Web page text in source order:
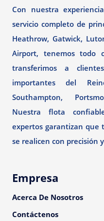
Con nuestra
servicio completo de
Heathrow, Gatwick,
Airport, tenemos todo
transferimos a
importantes del
Southampton,
Nuestra flota
expertos garantizan que
se realicen con precisión
Empresa
Acerca De Nosotros
Contáctenos